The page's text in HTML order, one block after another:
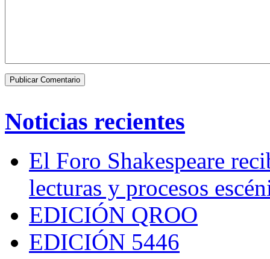
Noticias recientes
El Foro Shakespeare
lecturas y procesos
EDICIÓN QROO
EDICIÓN 5446